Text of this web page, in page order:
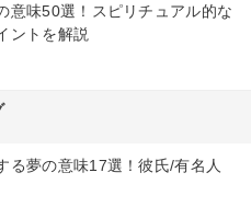
意味50選！スピリチュアル的な
ントを解説
る夢の意味17選！彼氏/有名人